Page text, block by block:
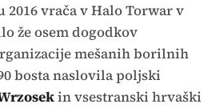
2016 vrača v Halo Torwar v
že osem dogodkov
mešanih borilnih
bosta naslovila poljski
in vsestranski hrvaški